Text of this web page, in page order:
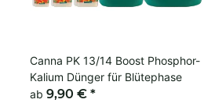
Canna PK 13/14 Boost Phosphor-
Kalium Dünger für Blütephase
ab 9,90 € *